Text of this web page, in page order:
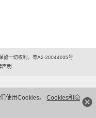
使用Cookies。 Cookies和隐
留一切权利。粤A2-20044005号
声明